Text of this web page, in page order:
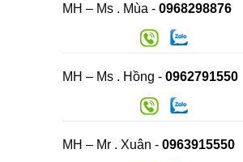
MH – Ms . Mùa - 0968298876
MH – Ms . Hồng - 0962791550
MH – Mr . Xuân - 0963915550